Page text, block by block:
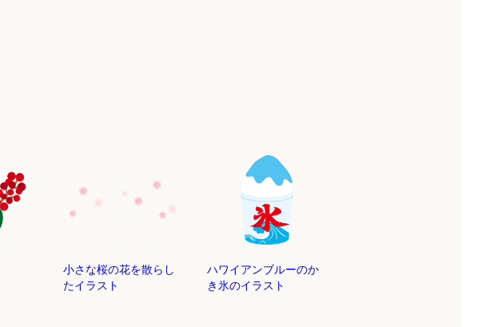
小さな桜の花を散らし
たイラスト
ハワイアンブルーのか
き氷のイラスト